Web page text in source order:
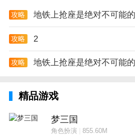
攻略 地铁上抢座是绝对不可能
攻略 2
攻略 地铁上抢座是绝对不可能
精品游戏
梦三国
角色扮演| 855.60M